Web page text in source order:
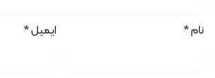
نام* ایمیل*